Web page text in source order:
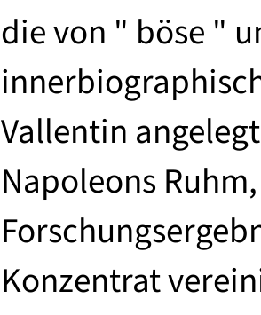
die von " böse "
Vallentin
Napoleons
Konzentrat